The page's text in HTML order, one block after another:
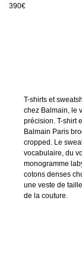
390€
T-shirts et
chez Balmain, le
précision. T-shirt
Balmain Paris
cropped. Le
vocabulaire, du
monogramme
cotons denses
une veste de
de la couture.